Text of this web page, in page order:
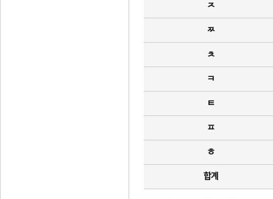
ㅈ
ㅉ
ㅊ
ㅋ
ㅌ
ㅍ
ㅎ
합계